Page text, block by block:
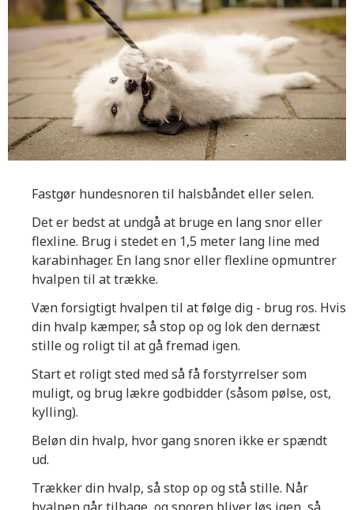
Fastgør hundesnoren til halsbåndet eller selen.
Det er bedst at undgå at bruge en lang snor eller
flexline. Brug i stedet en 1,5 meter lang line med
karabinhager. En lang snor eller flexline opmuntrer
hvalpen til at trække.
Væn forsigtigt hvalpen til at følge dig - brug ros. Hvis
din hvalp kæmper, så stop op og lok den dernæst
stille og roligt til at gå fremad igen.
Start et roligt sted med så få forstyrrelser som
muligt, og brug lækre godbidder (såsom pølse, ost,
kylling).
Beløn din hvalp, hvor gang snoren ikke er spændt
ud.
Trækker din hvalp, så stop op og stå stille. Når